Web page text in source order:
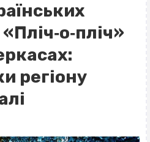
регіону